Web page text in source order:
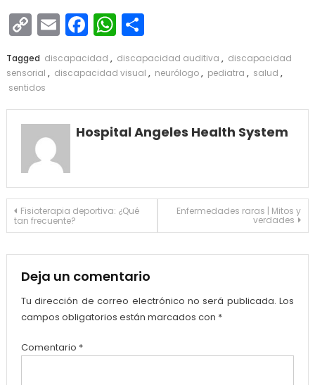
Copy
Link
EmailFacebook
WhatsApp
Compartir
Tagged discapacidad , discapacidad auditiva , discapacidad
sensorial , discapacidad visual , neurólogo, pediatra , salud ,
sentidos
Hospital Angeles Health System
Navegación
de
Fisioterapia deportiva: ¿Qué
tan frecuente?
Enfermedades raras | Mitos y
verdades
Deja un comentario
Tu dirección de correo electrónico no será publicada. Los
campos obligatorios están marcados con *
Comentario *